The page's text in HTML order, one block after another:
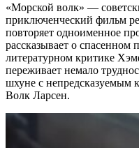
«Морской волк» —
приключенческий фильм
повторяет одноименное
рассказывает о спасенном
литературном критике
переживает немало
шхуне с непредсказуемым
Волк Ларсен.